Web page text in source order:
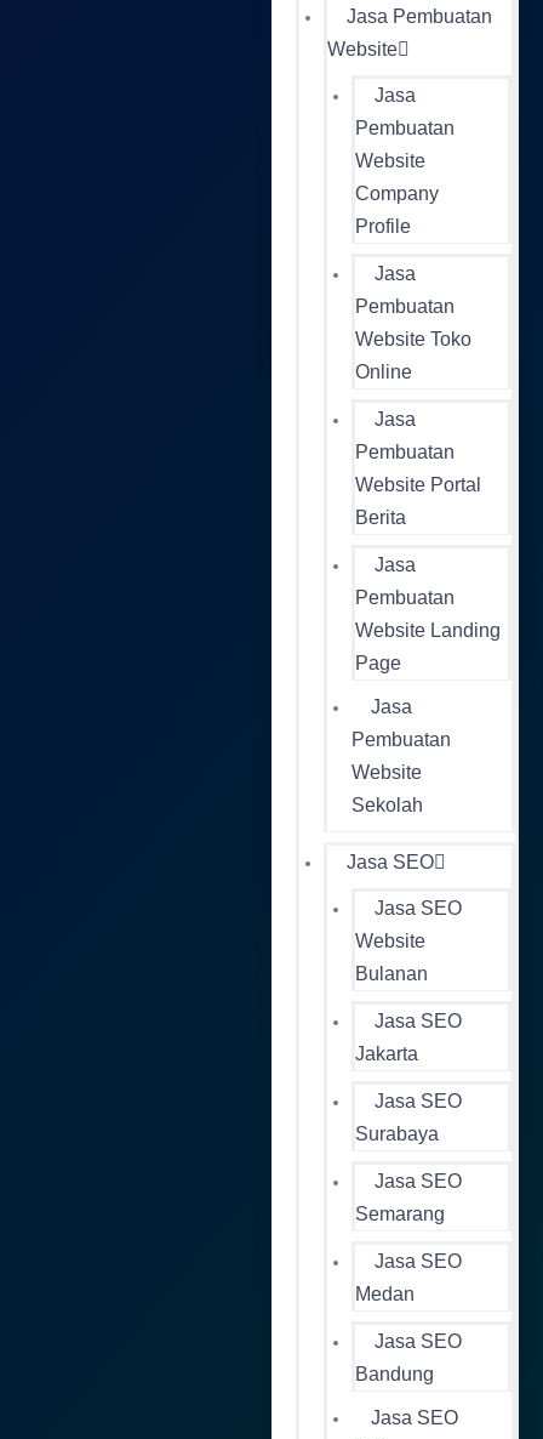
Jasa Pembuatan
Website
Jasa
Pembuatan
Website
Company
Profile
Jasa
Pembuatan
Website Toko
Online
Jasa
Pembuatan
Website Portal
Berita
Jasa
Pembuatan
Website Landing
Page
Jasa
Pembuatan
Website
Sekolah
Jasa SEO
Jasa SEO
Website
Bulanan
Jasa SEO
Jakarta
Jasa SEO
Surabaya
Jasa SEO
Semarang
Jasa SEO
Medan
Jasa SEO
Bandung
Jasa SEO